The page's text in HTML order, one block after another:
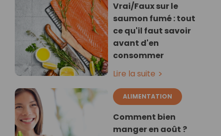
Vrai/Faux sur le
saumon fumé : tout
ce qu'il faut savoir
avant d'en
consommer
Lire la suite
ALIMENTATION
Comment bien
manger en août ?